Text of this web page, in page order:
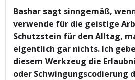
Bashar sagt sinngemäß,
verwende für die geistige
Schutzstein für den Alltag,
eigentlich gar nichts. Ich
diesem Werkzeug die
oder Schwingungscodierung